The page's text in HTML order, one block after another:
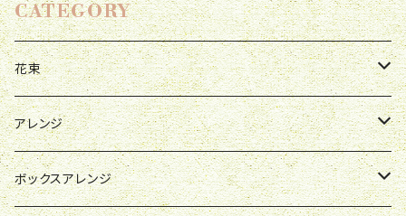
CATEGORY
花束
母の日
お祝い
アレンジ
母の日
ボックスアレンジ